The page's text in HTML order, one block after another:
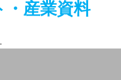
産業資料